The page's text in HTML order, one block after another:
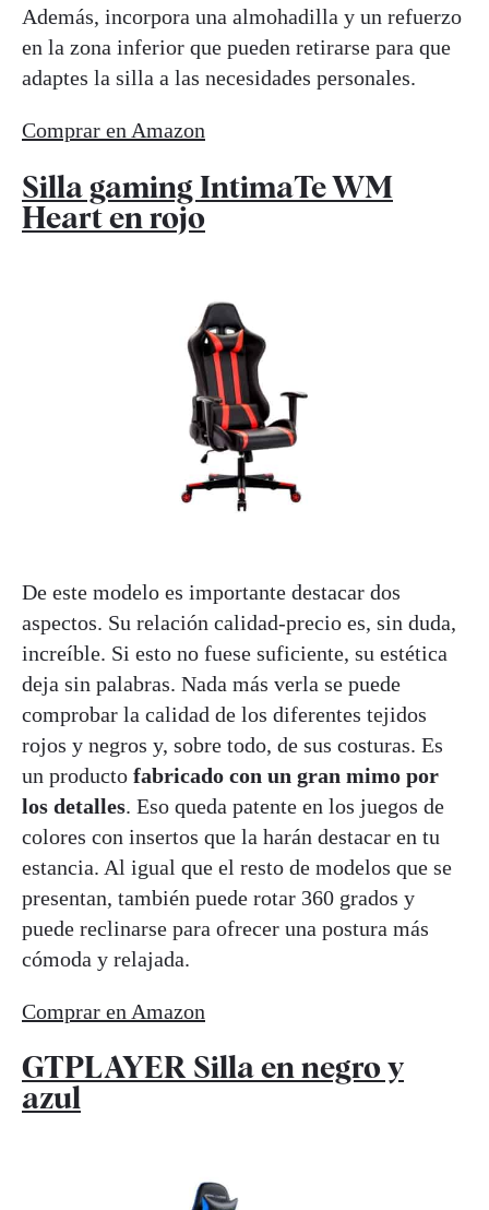
Además, incorpora una almohadilla y un refuerzo
en la zona inferior que pueden retirarse para que
adaptes la silla a las necesidades personales.
Comprar en Amazon
Silla gaming IntimaTe WM
Heart en rojo
De este modelo es importante destacar dos
aspectos. Su relación calidad-precio es, sin duda,
increíble. Si esto no fuese suficiente, su estética
deja sin palabras. Nada más verla se puede
comprobar la calidad de los diferentes tejidos
rojos y negros y, sobre todo, de sus costuras. Es
un producto fabricado con un gran mimo por
los detalles. Eso queda patente en los juegos de
colores con insertos que la harán destacar en tu
estancia. Al igual que el resto de modelos que se
presentan, también puede rotar 360 grados y
puede reclinarse para ofrecer una postura más
cómoda y relajada.
Comprar en Amazon
GTPLAYER Silla en negro y
azul